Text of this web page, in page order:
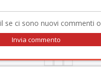
se ci sono nuovi commenti o